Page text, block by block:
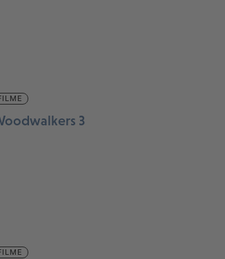
3